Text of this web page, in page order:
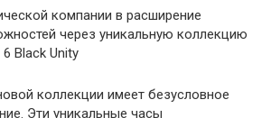
коллекции имеет безусловное
Эти уникальные часы